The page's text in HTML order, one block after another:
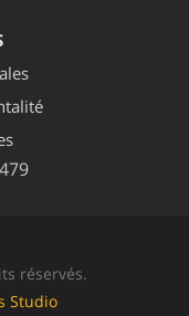
réservés.
Studio